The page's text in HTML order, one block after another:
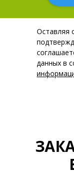
Оставляя
данных в